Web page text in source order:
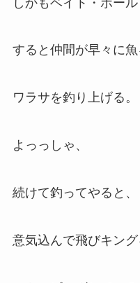
すると仲間が早々に魚
ワラサを釣り上げる。
よっっしゃ、
続けて釣ってやると、
意気込んで飛びキング